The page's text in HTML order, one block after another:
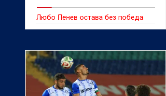
Любо Пенев остава без победа